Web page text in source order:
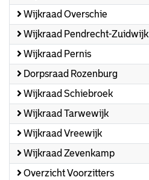
Wijkraad Overschie
Wijkraad Pendrecht-Zuidwijk
Wijkraad Pernis
Dorpsraad Rozenburg
Wijkraad Schiebroek
Wijkraad Tarwewijk
Wijkraad Vreewijk
Wijkraad Zevenkamp
Overzicht Voorzitters